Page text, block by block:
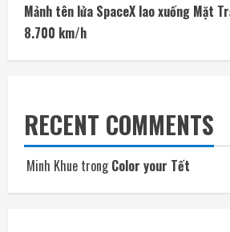
Mảnh tên lửa SpaceX lao xuống Mặt
8.700 km/h
RECENT COMMENTS
Minh Khue trongColor your Tết